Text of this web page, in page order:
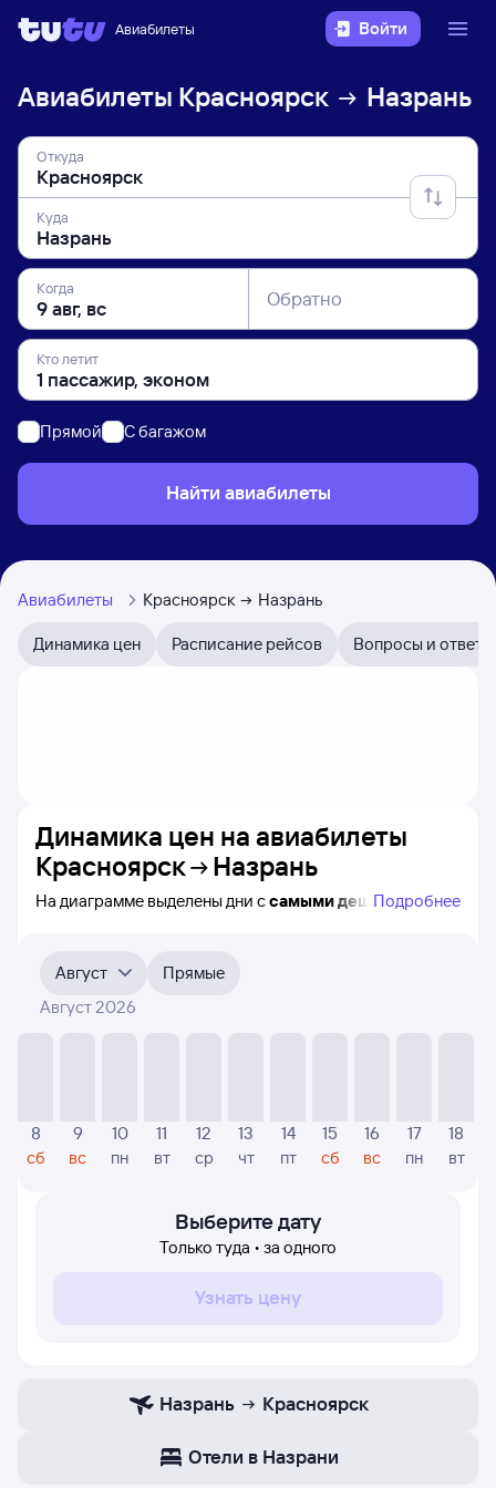
Авиабилеты Войти
Авиабилеты Красноярск Назрань
Откуда
Куда
Когда Обратно
Кто летит
Прямой C багажом
Найти авиабилеты
Авиабилеты Красноярск Назрань
Динамика цен Расписание рейсов Вопросы и ответы
Динамика цен на авиабилеты
Красноярск
Назрань
На диаграмме выделены дни ссамыми дешёвыми
4-5 месяца. Выберите дату, перейдите по клику
к поиску авиабилетов и просмотру
Если никто не искал авиабилетов по маршруту
Красноярск — Назрань, то цены могут отсутствовать
частично или полностью. В этом случае заполните
Подробнее
Август
Прямые
Август 2026
8
сб
9
вс
10
пн
11
вт
12
ср
13
чт
14
пт
15
сб
16
вс
17
пн
18
вт
Выберите дату
Только туда • за одного
Узнать цену
Назрань Красноярск
Отели в Назрани